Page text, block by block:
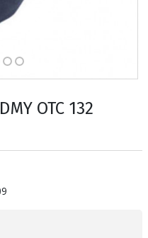
OTC 132